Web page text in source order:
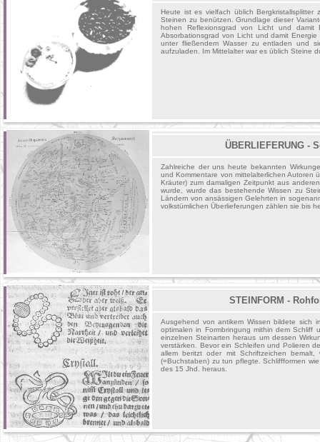
Heute ist es vielfach üblich
Steinen zu benützen. Grundlage dieser
hohen Reflexionsgrad von Licht und damit
Absorbationsgrad von Licht und damit
unter fließendem Wasser zu entladen und
aufzuladen. Im Mittelalter war es üblich Steine
ÜBERLIEFERUNG -
Zahlreiche der uns heute bekannten
und Kommentare von mittelalterlichen Autoren
Kräuter) zum damaligen Zeitpunkt aus
wurde, wurde das bestehende Wissen zu
Ländern von ansässigen Gelehrten in
volkstümlichen Überlieferungen zählen sie bis
STEINFORM -
Ausgehend von antikem Wissen bildete sich
optimalen in Formbringung mithin dem Schliff
einzelnen Steinarten heraus um dessen
verstärken. Bevor ein Schleifen und Polieren
allem beritzt oder mit Schriftzeichen
(=Buchstaben) zu tun pflegte. Schliffformen
des 15 Jhd. heraus.